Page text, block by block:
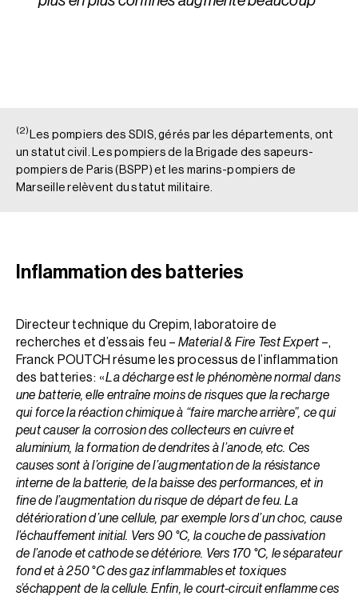
(2)
Les pompiers des SDIS, gérés par les départements, ont
un statut civil. Les pompiers de la Brigade des sapeurs-
pompiers de Paris (BSPP) et les marins-pompiers de
Marseille relèvent du statut militaire.
Inflammation des batteries
Directeur technique du Crepim, laboratoire de
recherches et d’essais feu – Material & Fire Test Expert –,
Franck POUTCH résume les processus de l’inflammation
des batteries : «La décharge est le phénomène normal dans
une batterie, elle entraîne moins de risques que la recharge
qui force la réaction chimique à “faire marche arrière”, ce qui
peut causer la corrosion des collecteurs en cuivre et
aluminium, la formation de dendrites à l’anode, etc. Ces
causes sont à l’origine de l’augmentation de la résistance
interne de la batterie, de la baisse des performances, et in
fine de l’augmentation du risque de départ de feu. La
détérioration d’une cellule, par exemple lors d’un choc, cause
l’échauffement initial. Vers 90 °C, la couche de passivation
de l’anode et cathode se détériore. Vers 170 °C, le séparateur
fond et à 250 °C des gaz inflammables et toxiques
s’échappent de la cellule. Enfin, le court-circuit enflamme ces